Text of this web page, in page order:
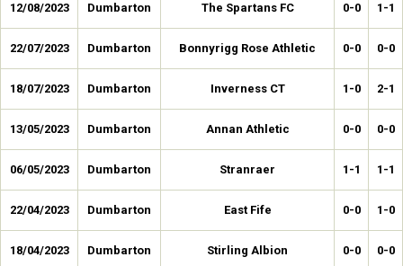
12/08/2023 Dumbarton The Spartans FC 0-0 1-1
22/07/2023 Dumbarton Bonnyrigg Rose Athletic 0-0 0-0
18/07/2023 Dumbarton Inverness CT 1-0 2-1
13/05/2023 Dumbarton Annan Athletic 0-0 0-0
06/05/2023 Dumbarton Stranraer 1-1 1-1
22/04/2023 Dumbarton East Fife 0-0 1-0
18/04/2023 Dumbarton Stirling Albion 0-0 0-0